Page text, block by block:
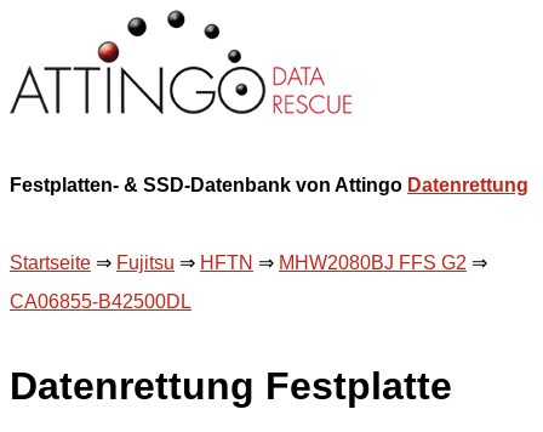
Festplatten- & SSD-Datenbank von Attingo Datenrettung
Startseite ⇒ Fujitsu ⇒ HFTN ⇒ MHW2080BJ FFS G2 ⇒
CA06855-B42500DL
Datenrettung Festplatte